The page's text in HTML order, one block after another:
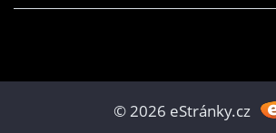
© 2026 eStránky.cz